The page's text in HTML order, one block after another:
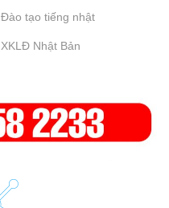
Đào tạo tiếng nhật
XKLĐ Nhật Bản